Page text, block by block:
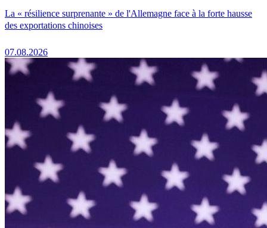
La « résilience surprenante » de l'Allemagne face à la forte hausse
des exportations chinoises
07.08.2026